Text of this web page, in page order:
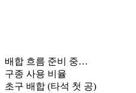
배합 흐름 준비 중…
구종 사용 비율
초구 배합 (타석 첫 공)